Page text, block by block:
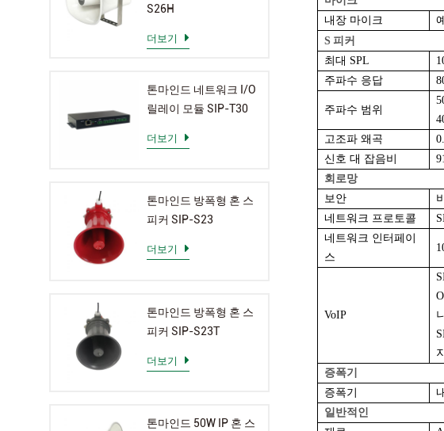
S26H
더보기
톤마인드 네트워크 I/O
릴레이 모듈 SIP-T30
더보기
톤마인드 방폭형 혼 스
피커 SIP-S23
더보기
톤마인드 방폭형 혼 스
피커 SIP-S23T
더보기
톤마인드 50W IP 혼 스
내장 마이크
예
S 피커
최대 SPL
주파수 응답
주파수 범위
고조파 왜곡
신호 대 잡음비
회로망
보안
네트워크 프로토콜
네트워크 인터페이
스
VoIP
증폭기
증폭기
일반적인